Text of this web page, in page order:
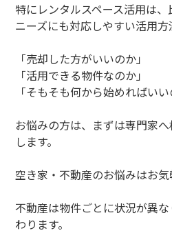
特にレンタルスペース活用は
ニーズにも対応しやすい活用方
「売却した方がいいのか」
「活用できる物件なのか」
「そもそも何から始めればいい
お悩みの方は、まずは専門家
します。
空き家・不動産のお悩みはお
不動産は物件ごとに状況が異
わります。